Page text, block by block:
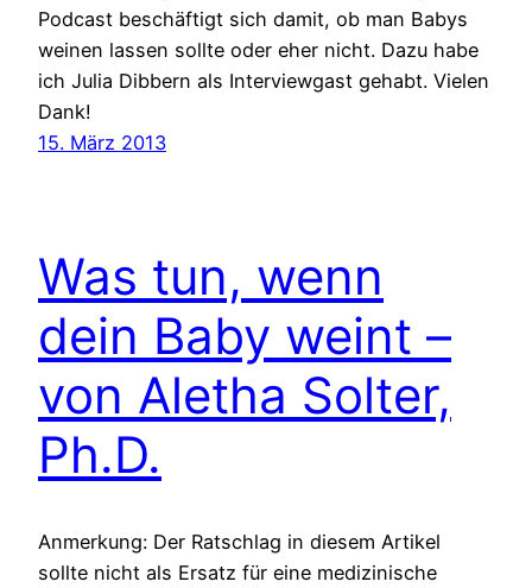
Podcast beschäftigt sich damit, ob man Babys
weinen lassen sollte oder eher nicht. Dazu habe
ich Julia Dibbern als Interviewgast gehabt. Vielen
Dank!
15. März 2013
Was tun, wenn
dein Baby weint –
von Aletha Solter,
Ph.D.
Anmerkung: Der Ratschlag in diesem Artikel
sollte nicht als Ersatz für eine medizinische